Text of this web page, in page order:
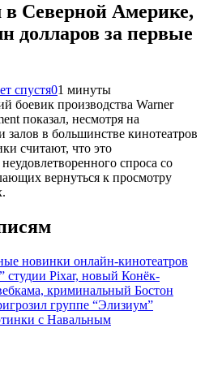
в Северной Америке,
долларов за первые
спустя01 минуты
боевик производства Warner
показал, несмотря на
залов в большинстве кинотеатров
считают, что это
спроса со
вернуться к просмотру
новинки онлайн-кинотеатров
студии Pixar, новый Конёк-
криминальный Бостон
группе “Элизиум”
с Навальным